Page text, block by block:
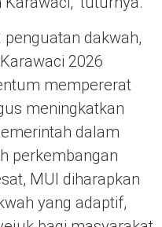
dakwah,
2026
mempererat
meningkatkan
dalam
perkembangan
MUI diharapkan
yang adaptif,